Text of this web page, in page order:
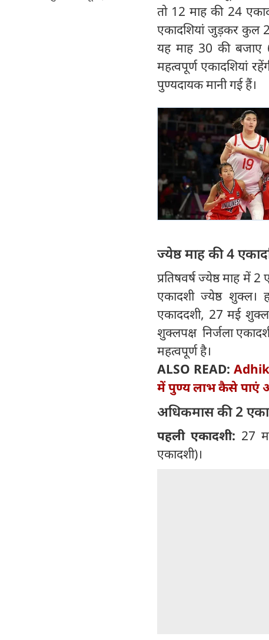
तो 12 माह की 24
एकादशियां जुड़कर कुल
यह माह 30 की बजाए
महत्वपूर्ण एकादशियां
पुण्‍यदायक मानी गई हैं।
ज्येष्ठ माह की 4
प्रतिषवर्ष ज्येष्ठ माह में
एकादशी ज्येष्ठ शुक्ल।
एकाददशी, 27 मई
शुक्लपक्ष निर्जला
महत्वपूर्ण है।
ALSO READ:
में पुण्य लाभ कैसे पाएं
अधिकमास की 2
पहली एकादशी: 27
एकादशी)।